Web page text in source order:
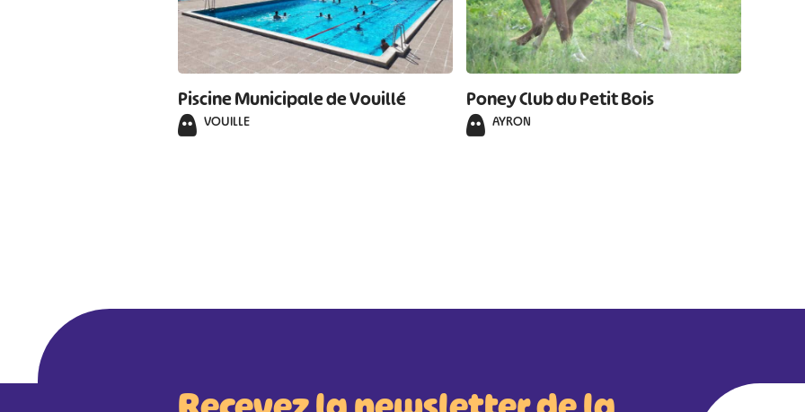
Piscine Municipale de Vouillé
VOUILLE
Poney Club du Petit Bois
AYRON